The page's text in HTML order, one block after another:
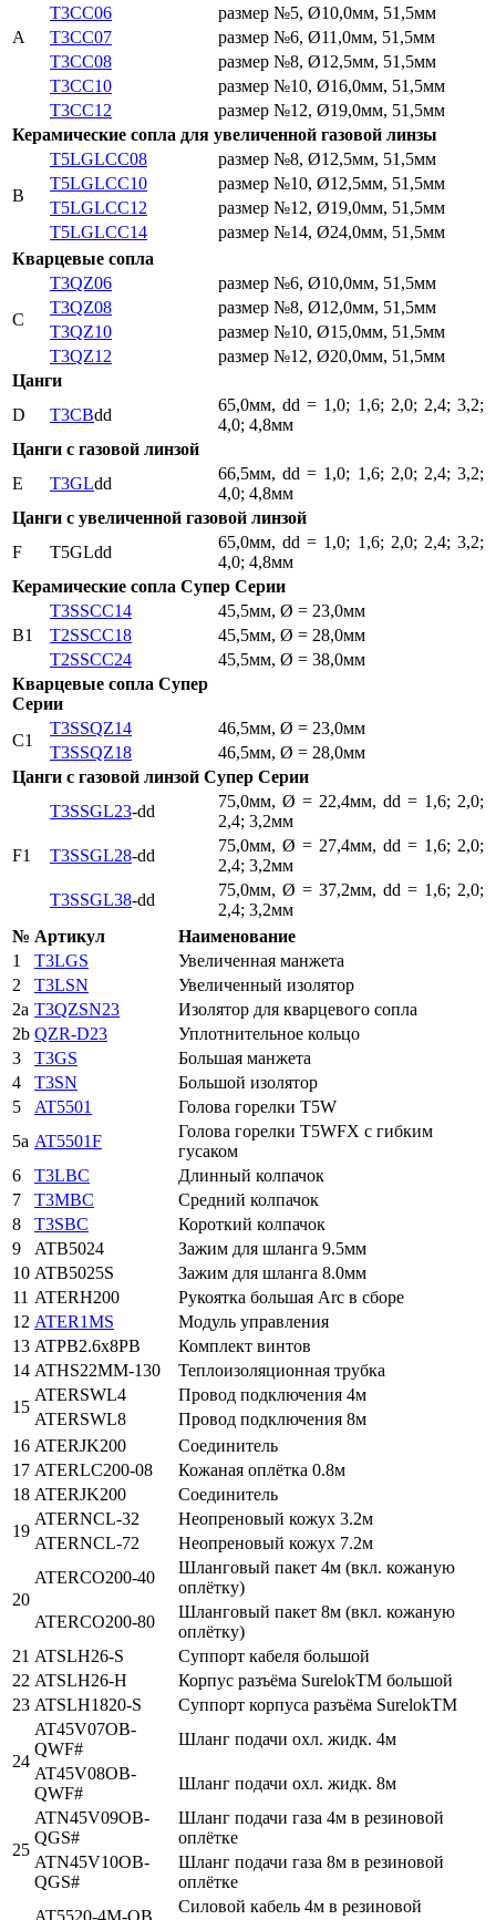
A
T3CC06
размер №5, Ø10,0мм, 51,5мм
T3CC07
размер №6, Ø11,0мм, 51,5мм
T3CC08
размер №8, Ø12,5мм, 51,5мм
T3CC10
размер №10, Ø16,0мм, 51,5мм
T3CC12
размер №12, Ø19,0мм, 51,5мм
Керамические сопла для увеличенной газовой линзы
B
T5LGLCC08
размер №8, Ø12,5мм, 51,5мм
T5LGLCC10
размер №10, Ø12,5мм, 51,5мм
T5LGLCC12
размер №12, Ø19,0мм, 51,5мм
T5LGLCC14
размер №14, Ø24,0мм, 51,5мм
Кварцевые сопла
C
T3QZ06
размер №6, Ø10,0мм, 51,5мм
T3QZ08
размер №8, Ø12,0мм, 51,5мм
T3QZ10
размер №10, Ø15,0мм, 51,5мм
T3QZ12
размер №12, Ø20,0мм, 51,5мм
Цанги
D
T3CBdd
65,0мм, dd = 1,0; 1,6; 2,0; 2,4; 3,2;
4,0; 4,8мм
Цанги с газовой линзой
E
T3GLdd
66,5мм, dd = 1,0; 1,6; 2,0; 2,4; 3,2;
4,0; 4,8мм
Цанги с увеличенной газовой линзой
F
T5GLdd
65,0мм, dd = 1,0; 1,6; 2,0; 2,4; 3,2;
4,0; 4,8мм
Керамические сопла Супер Серии
B1
T3SSCC14
45,5мм, Ø = 23,0мм
T2SSCC18
45,5мм, Ø = 28,0мм
T2SSCC24
45,5мм, Ø = 38,0мм
Кварцевые сопла Супер
Серии
C1
T3SSQZ14
46,5мм, Ø = 23,0мм
T3SSQZ18
46,5мм, Ø = 28,0мм
Цанги с газовой линзой Супер Серии
F1
T3SSGL23-dd
75,0мм, Ø = 22,4мм, dd = 1,6; 2,0;
2,4; 3,2мм
T3SSGL28-dd
75,0мм, Ø = 27,4мм, dd = 1,6; 2,0;
2,4; 3,2мм
T3SSGL38-dd
75,0мм, Ø = 37,2мм, dd = 1,6; 2,0;
2,4; 3,2мм
№ Артикул
Наименование
1
T3LGS
Увеличенная манжета
2
T3LSN
Увеличенный изолятор
2a T3QZSN23
Изолятор для кварцевого сопла
2b QZR-D23
Уплотнительное кольцо
3
T3GS
Большая манжета
4
T3SN
Большой изолятор
5
AT5501
Голова горелки T5W
5a AT5501F
Голова горелки T5WFX с гибким
гусаком
6
T3LBC
Длинный колпачок
7
T3MBC
Средний колпачок
8
T3SBC
Короткий колпачок
9
ATB5024
Зажим для шланга 9.5мм
10 ATB5025S
Зажим для шланга 8.0мм
11 ATERH200
Рукоятка большая Arc в сборе
12 ATER1MS
Модуль управления
13 ATPB2.6x8PB
Комплект винтов
14 ATHS22MM-130
Теплоизоляционная трубка
15
ATERSWL4
Провод подключения 4м
ATERSWL8
Провод подключения 8м
16 ATERJK200
Соединитель
17 ATERLC200-08
Кожаная оплётка 0.8м
18 ATERJK200
Соединитель
19
ATERNCL-32
Неопреновый кожух 3.2м
ATERNCL-72
Неопреновый кожух 7.2м
20
ATERCO200-40
Шланговый пакет 4м (вкл. кожаную
оплётку)
ATERCO200-80
Шланговый пакет 8м (вкл. кожаную
оплётку)
21 ATSLH26-S
Суппорт кабеля большой
22 ATSLH26-H
Корпус разъёма SurelokTM большой
23 ATSLH1820-S Суппорт корпуса разъёма SurelokTM
24
AT45V07OB-
QWF#
Шланг подачи охл. жидк. 4м
AT45V08OB-
QWF#
Шланг подачи охл. жидк. 8м
25
ATN45V09OB-
QGS#
Шланг подачи газа 4м в резиновой
оплётке
ATN45V10OB-
QGS#
Шланг подачи газа 8м в резиновой
оплётке
Силовой кабель 4м в резиновой